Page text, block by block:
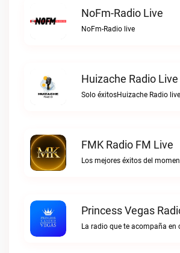
NoFm-Radio Live
NoFm-Radio live
Huizache Radio Live
Solo éxitosHuizache Radio live
FMK Radio FM Live
Princess Vegas